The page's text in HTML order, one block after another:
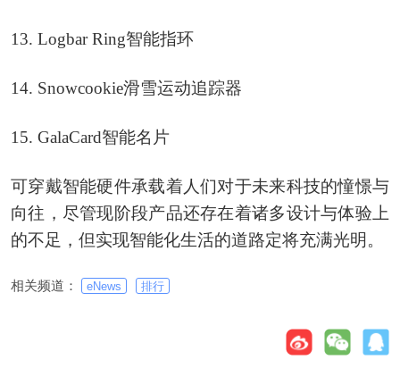
13. Logbar Ring智能指环
14. Snowcookie滑雪运动追踪器
15. GalaCard智能名片
可穿戴智能硬件承载着人们对于未来科技的憧憬与
向往，尽管现阶段产品还存在着诸多设计与体验上
的不足，但实现智能化生活的道路定将充满光明。
相关频道： eNews 排行